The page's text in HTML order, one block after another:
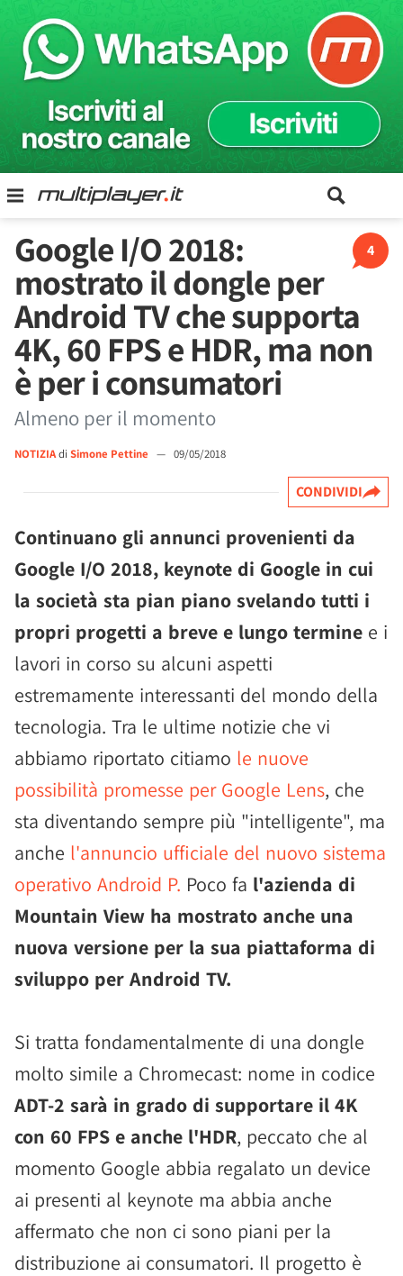
4
Google I/O 2018:
mostrato il dongle per
Android TV che supporta
4K, 60 FPS e HDR, ma non
è per i consumatori
Almeno per il momento
NOTIZIAdi Simone Pettine — 09/05/2018
CONDIVIDI
Continuano gli annunci provenienti da
Google I/O 2018, keynote di Google in cui
la società sta pian piano svelando tutti i
propri progetti a breve e lungo termine e i
lavori in corso su alcuni aspetti
estremamente interessanti del mondo della
tecnologia. Tra le ultime notizie che vi
abbiamo riportato citiamo le nuove
possibilità promesse per Google Lens, che
sta diventando sempre più "intelligente", ma
anche l'annuncio ufficiale del nuovo sistema
operativo Android P. Poco fa l'azienda di
Mountain View ha mostrato anche una
nuova versione per la sua piattaforma di
sviluppo per Android TV.
Si tratta fondamentalmente di una dongle
molto simile a Chromecast: nome in codice
ADT-2 sarà in grado di supportare il 4K
con 60 FPS e anche l'HDR, peccato che al
momento Google abbia regalato un device
ai presenti al keynote ma abbia anche
affermato che non ci sono piani per la
distribuzione ai consumatori. Il progetto è